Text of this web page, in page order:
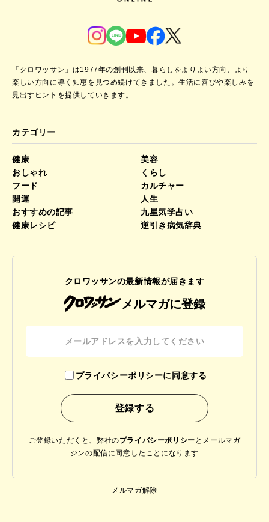
「クロワッサン」は1977年の創刊以来、暮らしをよりよい方向、より
楽しい方向に導く知恵を見つめ続けてきました。生活に喜びや楽しみを
見出すヒントを提供していきます。
カテゴリー
健康
美容
おしゃれ
くらし
フード
カルチャー
開運
人生
おすすめの記事
九星気学占い
健康レシピ
逆引き病気辞典
クロワッサンの最新情報が届きます
メルマガに登録
プライバシーポリシーに同意する
ご登録いただくと、弊社のプライバシーポリシー と メールマガ
ジンの配信に同意したことになります
メルマガ解除